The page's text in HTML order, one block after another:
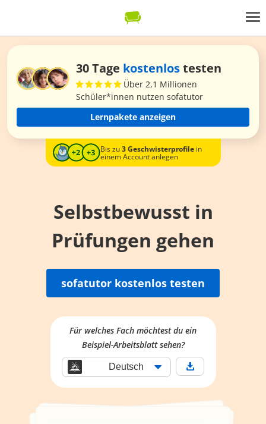
30 Tage kostenlostesten
Über 2,1 Millionen
Schüler*innen nutzen sofatutor
Lernpakete anzeigen
Bis zu3 Geschwisterprofilein
einem Account anlegen
Selbstbewusst in
Prüfungen gehen
sofatutor kostenlos testen
Für welches Fach möchtest du ein
Beispiel-Arbeitsblatt sehen?
Deutsch